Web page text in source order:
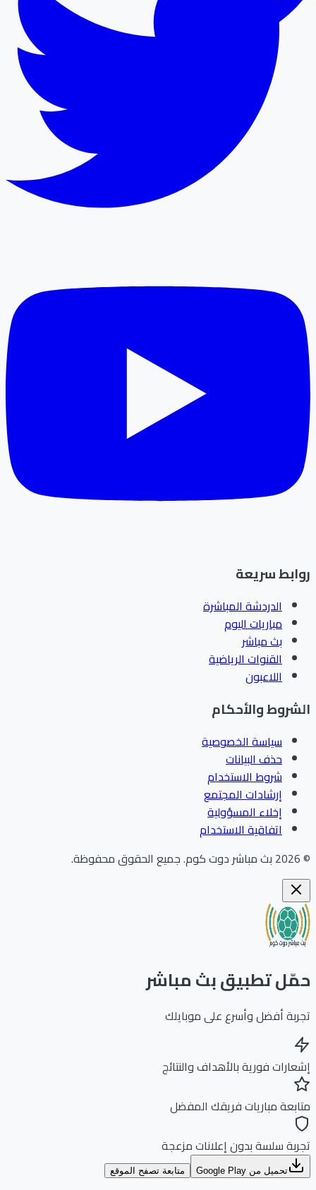
سريعة
الدردشة المباشرة
مباريات اليوم
بث مباشر
القنوات الرياضية
اللاعبون
والأحكام
سياسة الخصوصية
حذف البيانات
شروط الاستخدام
إرشادات المجتمع
إخلاء المسؤولية
اتفاقية الاستخدام
بث مباشر دوت كوم.جميع الحقوق محفوظة.
تطبيق بث مباشر
أفضل وأسرع على موبايلك
فورية بالأهداف والنتائج
مباريات فريقك المفضل
سلسة بدون إعلانات مزعجة
تحميل من Google Play متابعة تصفح الموقع